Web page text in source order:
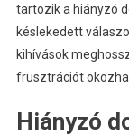
tartozik a hiányzó
késlekedett
kihívások
frusztrációt
Hiányzó